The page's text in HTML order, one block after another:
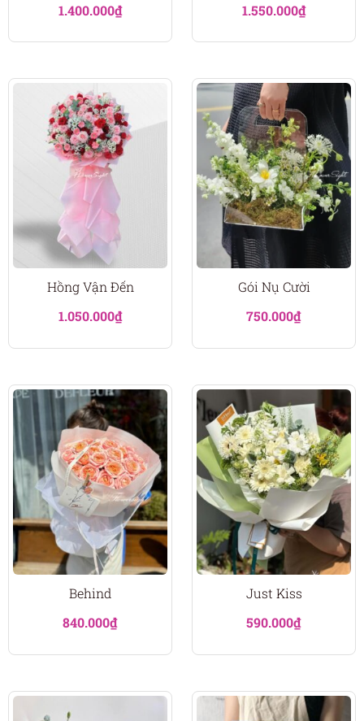
1.400.000₫
1.550.000₫
Hồng Vận Đến
1.050.000₫
Gói Nụ Cười
750.000₫
Behind
840.000₫
Just Kiss
590.000₫